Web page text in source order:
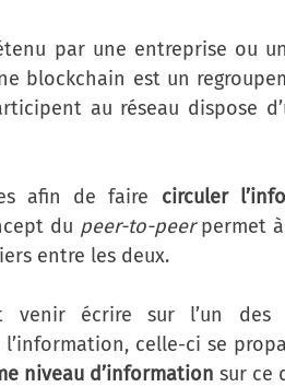
par une entreprise ou
blockchain est un
au réseau dispose
afin de faire circuler
du peer-to-peerpermet à
entre les deux.
venir écrire sur l’un des
celle-ci se
niveau d’information sur ce